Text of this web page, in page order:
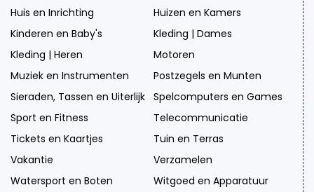
Huis en Inrichting
Huizen en Kamers
Kinderen en Baby's
Kleding | Dames
Kleding | Heren
Motoren
Muziek en Instrumenten
Postzegels en Munten
Sieraden, Tassen en Uiterlijk Spelcomputers en Games
Sport en Fitness
Telecommunicatie
Tickets en Kaartjes
Tuin en Terras
Vakantie
Verzamelen
Watersport en Boten
Witgoed en Apparatuur